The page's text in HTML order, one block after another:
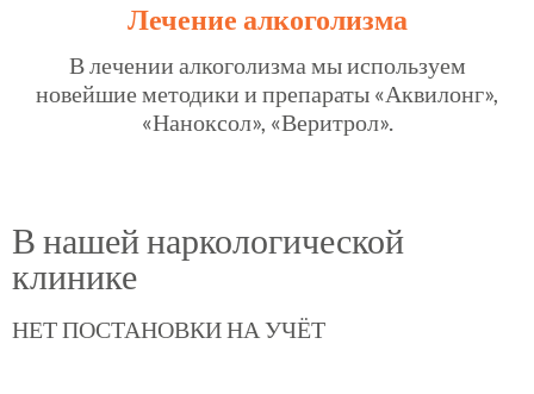
Лечение алкоголизма
В лечении алкоголизма мы используем
новейшие методики и препараты «Аквилонг»,
«Наноксол», «Веритрол».
В нашей наркологической
клинике
НЕТ ПОСТАНОВКИ НА УЧЁТ